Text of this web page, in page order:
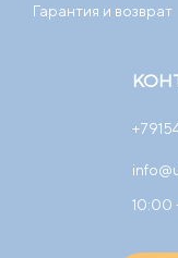
Гарантия и возврат
10:00